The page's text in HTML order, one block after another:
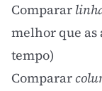
Comparar
melhor que as
tempo)
Comparar